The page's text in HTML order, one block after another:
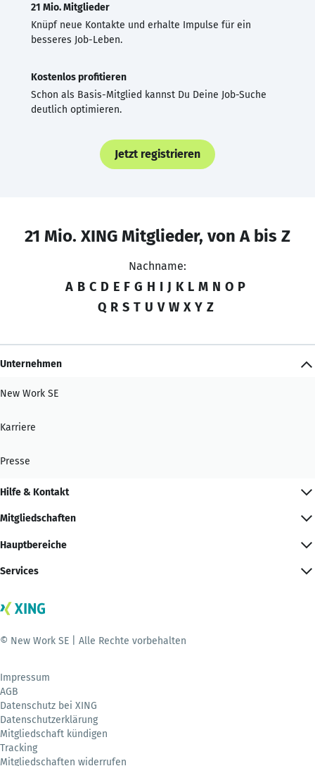
21 Mio. Mitglieder
Knüpf neue Kontakte und erhalte Impulse für ein
besseres Job-Leben.
Kostenlos profitieren
Schon als Basis-Mitglied kannst Du Deine Job-Suche
deutlich optimieren.
Jetzt registrieren
21 Mio. XING Mitglieder, von A bis Z
Nachname:
A B C D E F G H I J K L M N O P
Q R S T U V W X Y Z
Unternehmen
New Work SE
Karriere
Presse
Hilfe & Kontakt
Mitgliedschaften
Hauptbereiche
Services
© New Work SE | Alle Rechte vorbehalten
Impressum
AGB
Datenschutz bei XING
Datenschutzerklärung
Mitgliedschaft kündigen
Tracking
Mitgliedschaften widerrufen